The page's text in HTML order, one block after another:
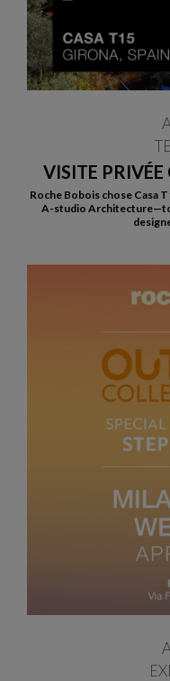
VISITE
Roche Bobois chose Casa
A-studio Architecture—to